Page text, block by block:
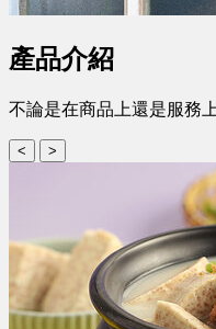
產品介紹
不論是在商品上還是服務
< >